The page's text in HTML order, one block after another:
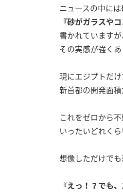
ニュースの中に
『砂がガラスや
書かれています
その実感が強くあ
現にエジプトだ
新首都の開発面積
これをゼロから
いったいどれく
想像しただけでも
『えっ！？でも